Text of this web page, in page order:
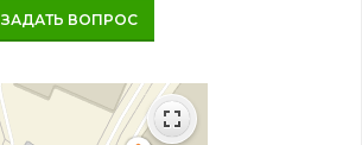
ЗАДАТЬ ВОПРОС